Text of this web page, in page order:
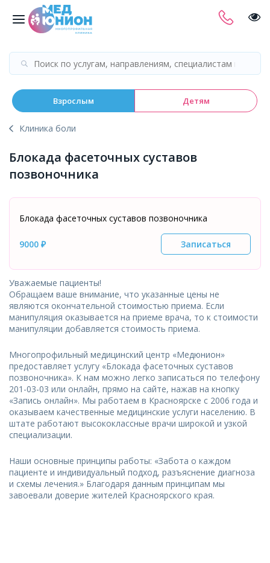
Взрослым Детям
Клиника боли
Блокада фасеточных суставов
позвоночника
Блокада фасеточных суставов позвоночника
9000 ₽ Записаться
Уважаемые пациенты!
Обращаем ваше внимание, что указанные цены не
являются окончательной стоимостью приема. Если
манипуляция оказывается на приеме врача, то к стоимости
манипуляции добавляется стоимость приема.
Многопрофильный медицинский центр «Медюнион»
предоставляет услугу «Блокада фасеточных суставов
позвоночника». К нам можно легко записаться по телефону
201-03-03 или онлайн, прямо на сайте, нажав на кнопку
«Запись онлайн». Мы работаем в Красноярске с 2006 года и
оказываем качественные медицинские услуги населению. В
штате работают высококлассные врачи широкой и узкой
специализации.
Наши основные принципы работы: «Забота о каждом
пациенте и индивидуальный подход, разъяснение диагноза
и схемы лечения.» Благодаря данным принципам мы
завоевали доверие жителей Красноярского края.